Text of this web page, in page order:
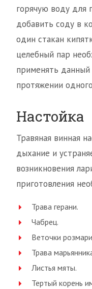
горячую воду для
добавить соду в
один стакан
целебный пар
применять
протяжении
Настойка
Травяная винная
дыхание и
возникновения
приготовления
Трава герани.
Чабрец.
Веточки
Трава
Листья мяты.
Тертый корень